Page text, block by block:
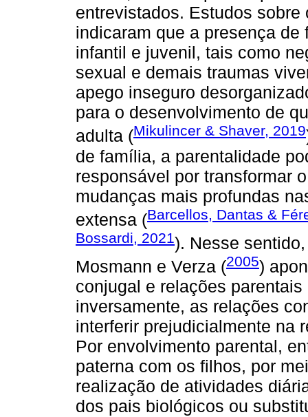
entrevistados. Estudos
indicaram que a presença
infantil e juvenil, tais como
sexual e demais traumas
apego inseguro
para o desenvolvimento de
adulta (Mikulincer & Shaver, 2019
de família, a parentalidade
responsável por transformar
mudanças mais profundas
extensa (Barcellos, Dantas &
Bossardi, 2021). Nesse
Mosmann e Verza (2005)
conjugal e relações
inversamente, as relações
interferir prejudicialmente na
Por envolvimento parental,
paterna com os filhos, por
realização de atividades
dos pais biológicos ou